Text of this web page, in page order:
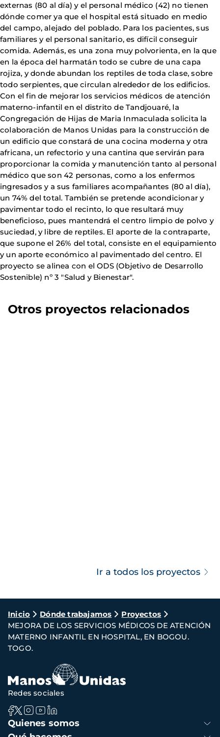
externas (80 al día) y el personal médico (42) no tienen
dónde comer ya que el hospital está situado en medio
del campo, alejado del poblado. Para los pacientes, sus
familiares y el personal sanitario, es difícil conseguir
comida. Además, es una zona muy polvorienta, en la que
en la época del harmatán todo se cubre de una capa
rojiza, y donde abundan los reptiles de toda clase, sobre
todo serpientes, que circulan alrededor de los edificios.
Con el fin de mejorar los servicios médicos de atención
materno-infantil en el distrito de Tandjouaré, la
Congregación de Hijas de Maria Inmaculada solicita la
colaboración de Manos Unidas para la construcción de
un edificio que constará de una cocina moderna y otra
africana, un refectorio y una cantina que servirán para
proporcionar la comida y manutención tanto al personal
médico que son 42 personas, como a los enfermos
ingresados y a sus familiares acompañantes (80 al día),
un 74% del total. También se pretende acondicionar y
pavimentar todo el recinto, lo que resultará muy
beneficioso, pues mantendrá el centro limpio de polvo y
suciedad, y libre de reptiles. El aporte de la contraparte,
que supone el 26% del total, consiste en el equipamiento
y un aporte económico al pavimentado del centro. El
proyecto se alinea con el ODS (Objetivo de Desarrollo
Sostenible) nº 3 "Salud y Bienestar".
Otros proyectos relacionados
Ir a todos los proyectos
Ruta
de
navegación
Inicio Dónde trabajamos
Proyectos
MEJORA DE LOS SERVICIOS MÉDICOS DE ATENCIÓN
MATERNO INFANTIL EN HOSPITAL, EN BOGOU.
TOGO.
Navegación
principal
Quienes somos
Redes sociales